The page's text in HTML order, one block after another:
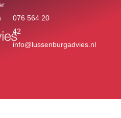
076 564 20
42
info@lussenburgadvies.nl